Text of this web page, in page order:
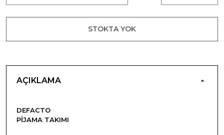
STOKTA YOK
AÇIKLAMA
DEFACTO
PIJAMA TAKIMI